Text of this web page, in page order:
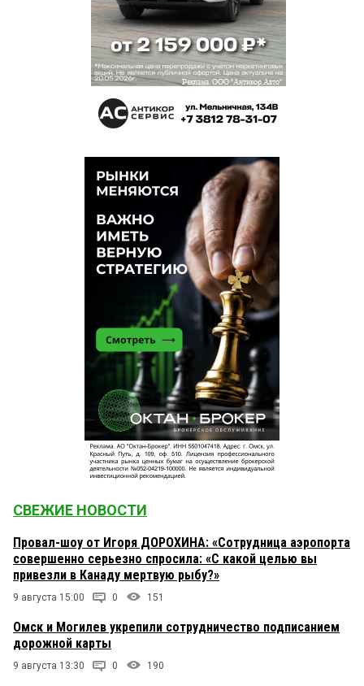
СВЕЖИЕ НОВОСТИ
Провал-шоу от Игоря ДОРОХИНА: «Сотрудница аэропорта
совершенно серьезно спросила: «С какой целью вы
привезли в Канаду мертвую рыбу?»
9 августа 15:00 0 151
Омск и Могилев укрепили сотрудничество подписанием
дорожной карты
9 августа 13:30 0 190